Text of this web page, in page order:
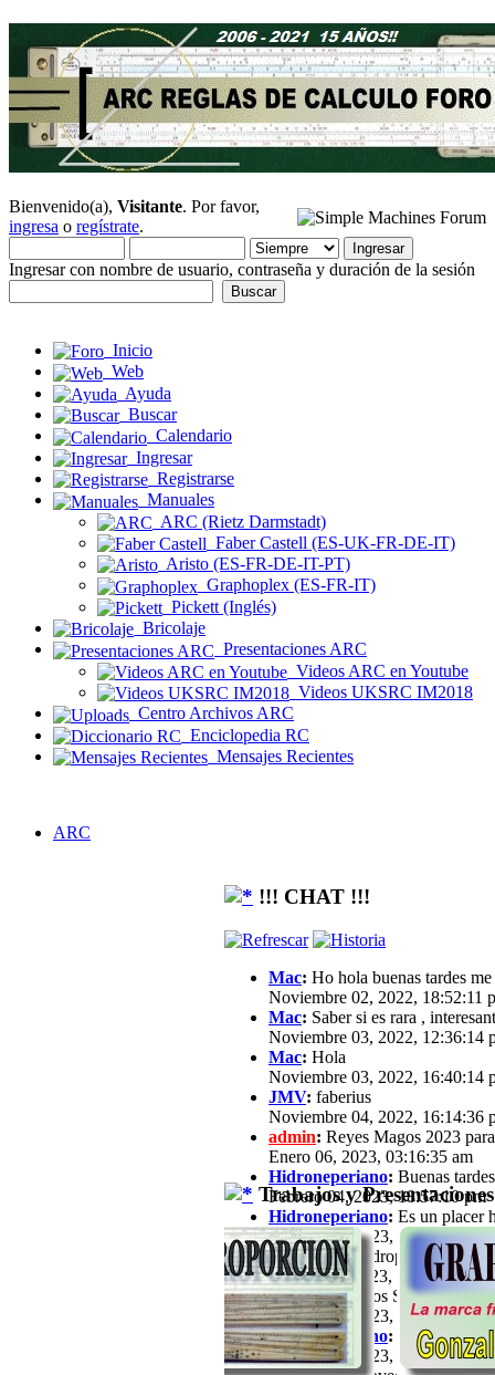
Bienvenido(a), Visitante. Por favor,
ingresa o regístrate.
Ingresar con nombre de usuario, contraseña y duración de la sesión
Inicio
Web
Ayuda
Buscar
Calendario
Ingresar
Registrarse
Manuales
ARC (Rietz Darmstadt)
Faber Castell (ES-UK-FR-DE-IT)
Aristo (ES-FR-DE-IT-PT)
Graphoplex (ES-FR-IT)
Pickett (Inglés)
Bricolaje
Presentaciones ARC
Videos ARC en Youtube
Videos UKSRC IM2018
Centro Archivos ARC
Enciclopedia RC
Mensajes Recientes
ARC
!!! CHAT !!!
Mac: Ho hola buenas tardes
Noviembre 02, 2022, 18:52:11
Mac: Saber si es rara ,
Noviembre 03, 2022, 12:36:14
Mac: Hola
Noviembre 03, 2022, 16:40:14
JMV: faberius
Noviembre 04, 2022, 16:14:36
admin: Reyes Magos 2023
Enero 06, 2023, 03:16:35 am
Hidroneperiano: Buenas
Febrero 04, 2023, 18:57:10 pm
Hidroneperiano: Es un placer
Febrero 04, 2023, 18:57:33 pm
jfz62:Hola Hidroperiano, Ya
Febrero 11, 2023, 21:03:25 pm
JB:Hola a todos Soy José
Febrero 13, 2023, 16:39:57 pm
Hidroneperiano: Hola a todos
Febrero 15, 2023, 20:44:40 pm
Trabajos y